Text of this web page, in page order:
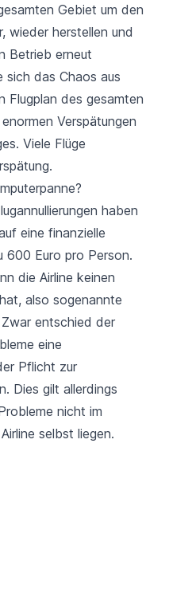
Gebiet um den
wieder herstellen und
Betrieb erneut
sich das Chaos aus
Flugplan des gesamten
Verspätungen
Viele Flüge
haben
eine finanzielle
600 Euro pro Person.
die Airline keinen
also sogenannte
entschied der
eine
Pflicht zur
Dies gilt allerdings
nicht im
selbst liegen.